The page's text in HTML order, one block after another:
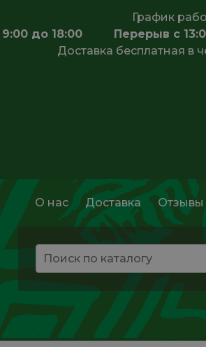
График
9:00 до 18:00 Перерыв с
Доставка бесплатная в
О нас Доставка Отзывы